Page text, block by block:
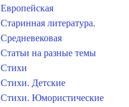
Европейская
Старинная литература.
Средневековая
Статьи на разные темы
Стихи
Стихи. Детские
Стихи. Юмористические